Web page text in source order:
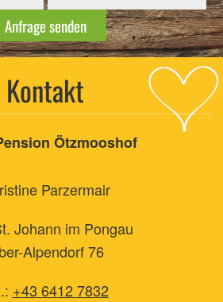
Anfrage senden
Kontakt
Ötzmooshof
Parzermair
Johann im Pongau
Alpendorf 76
+43 6412 7832